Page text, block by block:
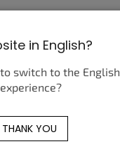
SHIRT
in English?
switch to the English
YOU